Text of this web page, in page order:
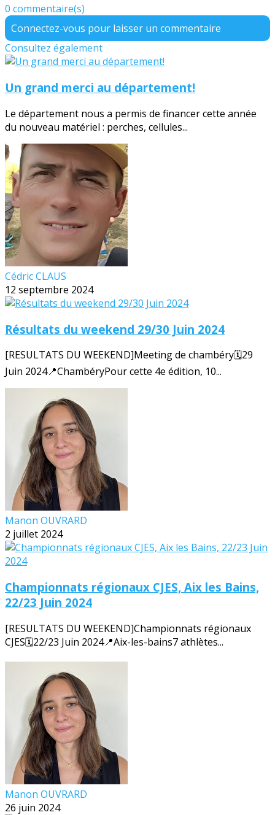
0 commentaire(s)
Connectez-vous pour laisser un commentaire
Consultez également
Un grand merci au département!
Le département nous a permis de financer cette année
du nouveau matériel : perches, cellules...
Cédric CLAUS
12 septembre 2024
Résultats du weekend 29/30 Juin 2024
[RESULTATS DU WEEKEND]Meeting de chambéry🗓️29
Juin 2024📍ChambéryPour cette 4e édition, 10...
Manon OUVRARD
2 juillet 2024
Championnats régionaux CJES, Aix les Bains,
22/23 Juin 2024
[RESULTATS DU WEEKEND]Championnats régionaux
CJES🗓️22/23 Juin 2024📍Aix-les-bains7 athlètes...
Manon OUVRARD
26 juin 2024